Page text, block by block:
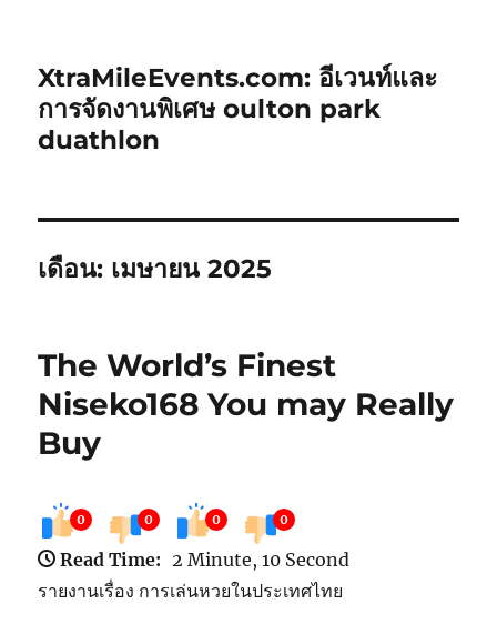
XtraMileEvents.com: อีเวนท์และ
การจัดงานพิเศษ oulton park
duathlon
เดือน: เมษายน 2025
The World’s Finest
Niseko168 You may Really
Buy
0 0 0 0
Read Time: 2 Minute, 10 Second
รายงานเรื่อง การเล่นหวยในประเทศไทย